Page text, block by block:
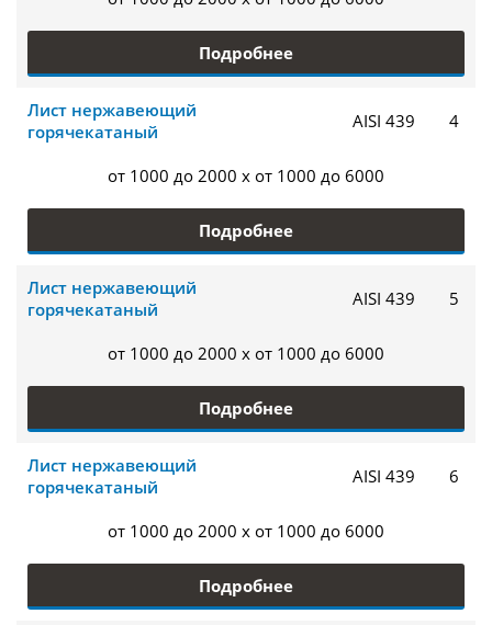
Подробнее
Лист нержавеющий
горячекатаный
AISI 439 4
от 1000 до 2000 x от 1000 до 6000
Подробнее
Лист нержавеющий
горячекатаный
AISI 439 5
от 1000 до 2000 x от 1000 до 6000
Подробнее
Лист нержавеющий
горячекатаный
AISI 439 6
от 1000 до 2000 x от 1000 до 6000
Подробнее